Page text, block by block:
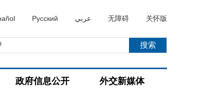
Русский عربي 无障碍 关怀版
政府信息公开 外交新媒体